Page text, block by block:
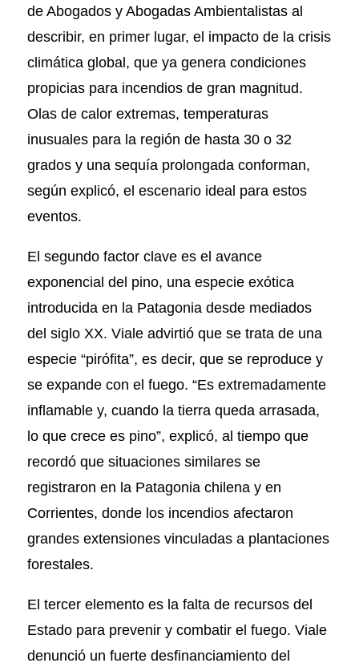
de Abogados y Abogadas Ambientalistas al
describir, en primer lugar, el impacto de la crisis
climática global, que ya genera condiciones
propicias para incendios de gran magnitud.
Olas de calor extremas, temperaturas
inusuales para la región de hasta 30 o 32
grados y una sequía prolongada conforman,
según explicó, el escenario ideal para estos
eventos.
El segundo factor clave es el avance
exponencial del pino, una especie exótica
introducida en la Patagonia desde mediados
del siglo XX. Viale advirtió que se trata de una
especie “pirófita”, es decir, que se reproduce y
se expande con el fuego. “Es extremadamente
inflamable y, cuando la tierra queda arrasada,
lo que crece es pino”, explicó, al tiempo que
recordó que situaciones similares se
registraron en la Patagonia chilena y en
Corrientes, donde los incendios afectaron
grandes extensiones vinculadas a plantaciones
forestales.
El tercer elemento es la falta de recursos del
Estado para prevenir y combatir el fuego. Viale
denunció un fuerte desfinanciamiento del